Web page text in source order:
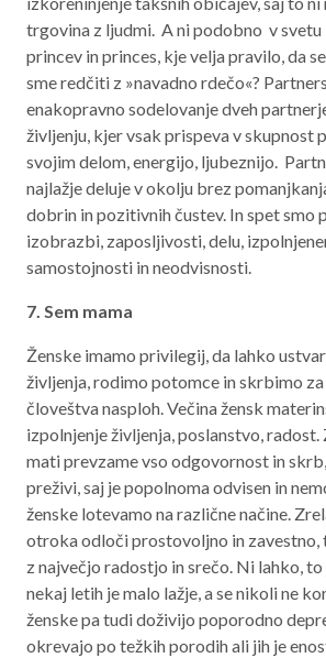
trgovina z ljudmi. A ni podobno v svetu
princev in princes, kje velja pravilo, da
sme redčiti z »navadno rdečo«?
enakopravno sodelovanje dveh
življenju, kjer vsak prispeva v skupnost
svojim delom, energijo, ljubeznijo.
najlažje deluje v okolju brez
dobrin in pozitivnih čustev. In spet smo
izobrazbi, zaposljivosti, delu,
samostojnosti in neodvisnosti.
7. Sem mama
Ženske imamo privilegij, da lahko
življenja, rodimo potomce in skrbimo
človeštva nasploh. Večina žensk
izpolnjenje življenja, poslanstvo,
mati prevzame vso odgovornost in
preživi, saj je popolnoma odvisen in
ženske lotevamo na različne načine.
otroka odloči prostovoljno in zavestno,
z največjo radostjo in srečo. Ni lahko,
nekaj letih je malo lažje, a se nikoli ne
ženske pa tudi doživijo poporodno
okrevajo po težkih porodih ali jih je